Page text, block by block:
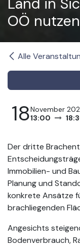
Land in
OÖ
Alle
18November
13:00
Der dritte
Immobilien- und
Planung und
konkrete Ansätze
brachliegenden
Angesichts
Bodenverbrauch,